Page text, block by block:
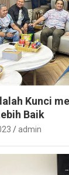
Kunci
Baik
admin